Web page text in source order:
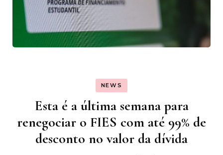
NEWS
Esta é a última semana para
renegociar o FIES com até 99% de
desconto no valor da dívida